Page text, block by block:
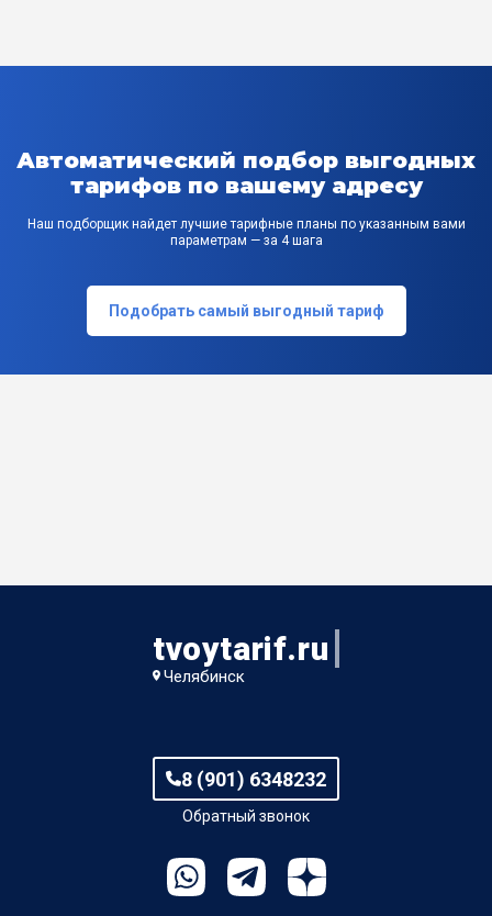
Автоматический подбор выгодных
тарифов по вашему адресу
Наш подборщик найдет лучшие тарифные планы по указанным вами
параметрам — за 4 шага
Подобрать самый выгодный тариф
tvoytarif.ru
Челябинск
8 (901) 6348232
Обратный звонок